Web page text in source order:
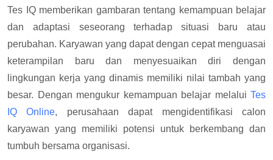
Tes IQ memberikan gambaran tentang kemampuan belajar
dan adaptasi seseorang terhadap situasi baru atau
perubahan. Karyawan yang dapat dengan cepat menguasai
keterampilan baru dan menyesuaikan diri dengan
lingkungan kerja yang dinamis memiliki nilai tambah yang
besar. Dengan mengukur kemampuan belajar melalui Tes
IQ Online, perusahaan dapat mengidentifikasi calon
karyawan yang memiliki potensi untuk berkembang dan
tumbuh bersama organisasi.